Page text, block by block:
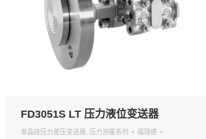
FD3051S LT 压力液位变送器
单晶硅压力差压变送器 压力测量系列
福瑞德